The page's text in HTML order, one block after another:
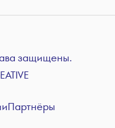
защищены.
Партнёры